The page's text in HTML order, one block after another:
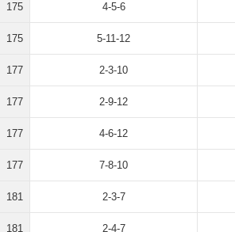
175 4-5-6
175 5-11-12
177 2-3-10
177 2-9-12
177 4-6-12
177 7-8-10
181 2-3-7
181 2-4-7